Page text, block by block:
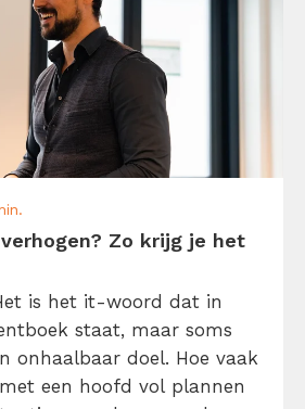
Zo krijg je het
is het it-woord dat in
staat, maar soms
onhaalbaar doel. Hoe vaak
een hoofd vol plannen